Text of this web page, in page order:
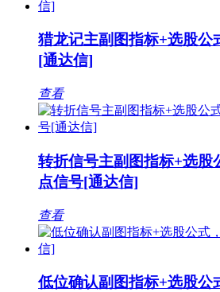
猎龙记主副图指标+选股公
[通达信]
查看
转折信号主副图指标+选股
点信号[通达信]
查看
低位确认副图指标+选股公